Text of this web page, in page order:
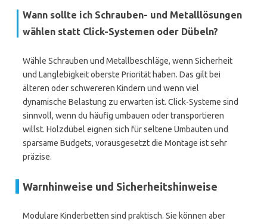
Wann sollte ich Schrauben- und Metalllösungen
wählen statt Click-Systemen oder Dübeln?
Wähle Schrauben und Metallbeschläge, wenn Sicherheit
und Langlebigkeit oberste Priorität haben. Das gilt bei
älteren oder schwereren Kindern und wenn viel
dynamische Belastung zu erwarten ist. Click-Systeme sind
sinnvoll, wenn du häufig umbauen oder transportieren
willst. Holzdübel eignen sich für seltene Umbauten und
sparsame Budgets, vorausgesetzt die Montage ist sehr
präzise.
Warnhinweise und Sicherheitshinweise
Modulare Kinderbetten sind praktisch. Sie können aber